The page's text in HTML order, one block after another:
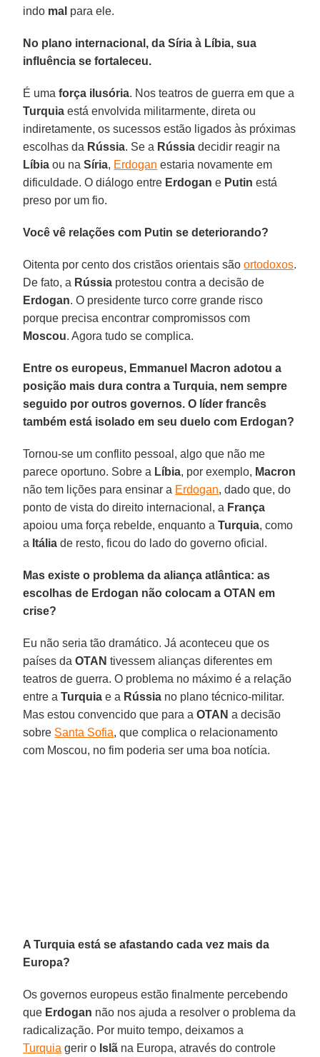
indo mal para ele.
No plano internacional, da Síria à Líbia, sua
influência se fortaleceu.
É umaforça ilusória. Nos teatros de guerra em que a
Turquia está envolvida militarmente, direta ou
indiretamente, os sucessos estão ligados às próximas
escolhas da Rússia. Se a Rússia decidir reagir na
Líbia ou naSíria, Erdogan estaria novamente em
dificuldade. O diálogo entre Erdogan e Putin está
preso por um fio.
Você vê relações com Putin se deteriorando?
Oitenta por cento dos cristãos orientais sãoortodoxos.
De fato, a Rússia protestou contra a decisão de
Erdogan. O presidente turco corre grande risco
porque precisa encontrar compromissos com
Moscou. Agora tudo se complica.
Entre os europeus, Emmanuel Macron adotou a
posição mais dura contra a Turquia, nem sempre
seguido por outros governos. O líder francês
também está isolado em seu duelo com Erdogan?
Tornou-se um conflito pessoal, algo que não me
parece oportuno. Sobre a Líbia, por exemplo, Macron
não tem lições para ensinar a Erdogan, dado que, do
ponto de vista do direito internacional, a França
apoiou uma força rebelde, enquanto aTurquia, como
a Itália de resto, ficou do lado do governo oficial.
Mas existe o problema da aliança atlântica: as
escolhas de Erdogan não colocam a OTAN em
crise?
Eu não seria tão dramático. Já aconteceu que os
países daOTAN tivessem alianças diferentes em
teatros de guerra. O problema no máximo é a relação
entre aTurquia e a Rússia no plano técnico-militar.
Mas estou convencido que para aOTAN a decisão
sobre Santa Sofia, que complica o relacionamento
com Moscou, no fim poderia ser uma boa notícia.
A Turquia está se afastando cada vez mais da
Europa?
Os governos europeus estão finalmente percebendo
que Erdogan não nos ajuda a resolver o problema da
radicalização. Por muito tempo, deixamos a
Turquia gerir o Islã na Europa, através do controle